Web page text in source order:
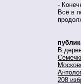
-
Всё в
В
208